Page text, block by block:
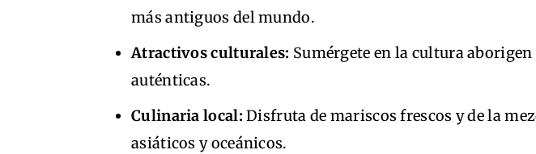
más antiguos del mundo.
Atractivos culturales: Sumérgete en la cultura
auténticas.
Culinaria local: Disfruta de mariscos frescos y de la
asiáticos y oceánicos.